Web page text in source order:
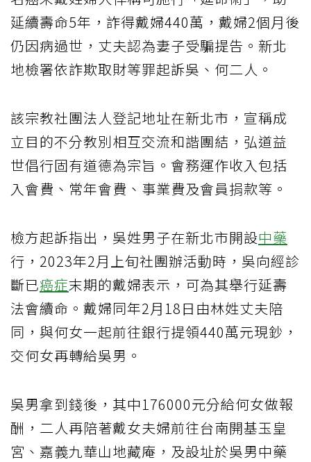
延續壽命5年，詐得戴婦440萬，戴婦2個月後
仍因病過世，丈夫認為妻子受騙提告。新北
地檢署依詐欺取財等罪起訴吳、何二人。
該宗教社團法人登記地址在新北市，宣稱成
立目的不分教別相互交流和諧團結，弘道益
世倡行固有道德為宗旨。會務運作收入包括
入會費、常年會費、事業費及會員捐款等。
檢方起訴指出，吳姓男子在新北市開設中藥
行，2023年2月上旬社團辦活動時，吳向經診
斷已癌症末期的戴婦表示，可為其舉行延壽
法會續命。戴婦同年2月18日由林姓丈夫陪
同，與何女一起前往銀行提領440萬元現鈔，
交何女再轉給吳男。
吳男拿到錢後，其中176000元分給何女做報
酬，二人再陪著戴女夫婦前往台南開基玉皇
宮、嘉義九華山地藏庵，及設址於吳男中藥